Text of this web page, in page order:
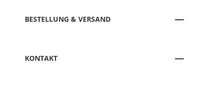
BESTELLUNG & VERSAND
KONTAKT